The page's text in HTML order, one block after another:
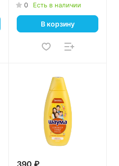
ДЛИННЫЕ *6
0 Есть в наличии
В корзину
390 ₽